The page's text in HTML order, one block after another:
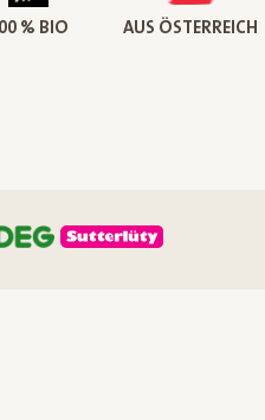
% BIO AUS ÖSTERREICH